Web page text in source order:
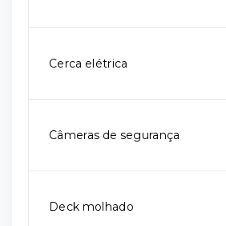
Cerca elétrica
Câmeras de segurança
Deck molhado